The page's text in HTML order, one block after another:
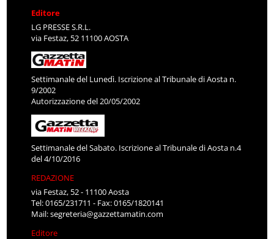
Editore
LG PRESSE S.R.L.
via Festaz, 52 11100 AOSTA
Settimanale del Lunedì. Iscrizione al Tribunale di Aosta n.
9/2002
Autorizzazione del 20/05/2002
Settimanale del Sabato. Iscrizione al Tribunale di Aosta n.4
del 4/10/2016
REDAZIONE
via Festaz, 52 - 11100 Aosta
Tel: 0165/231711 - Fax: 0165/1820141
Mail:segreteria@gazzettamatin.com
Editore